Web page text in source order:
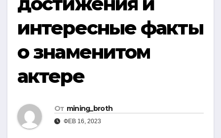
интересные факты
о знаменитом
актере
От mining_broth
ФЕВ 16, 2023